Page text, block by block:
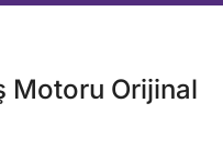
Motoru Orijinal